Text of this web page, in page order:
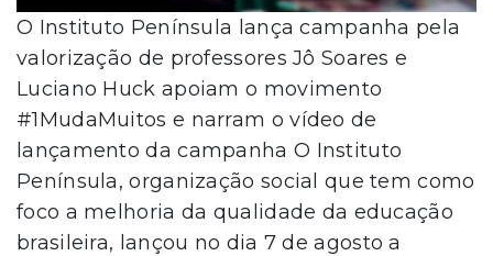
O Instituto Península lança campanha pela
valorização de professores Jô Soares e
Luciano Huck apoiam o movimento
#1MudaMuitos e narram o vídeo de
lançamento da campanha O Instituto
Península, organização social que tem como
foco a melhoria da qualidade da educação
brasileira, lançou no dia 7 de agosto a